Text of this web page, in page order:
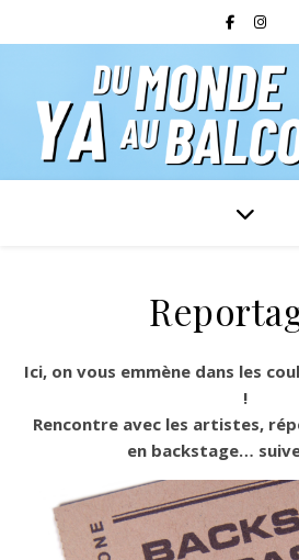
Ici, on vous emmène dans les coulisses des spectacles
!
Rencontre avec les artistes,
en backstage…